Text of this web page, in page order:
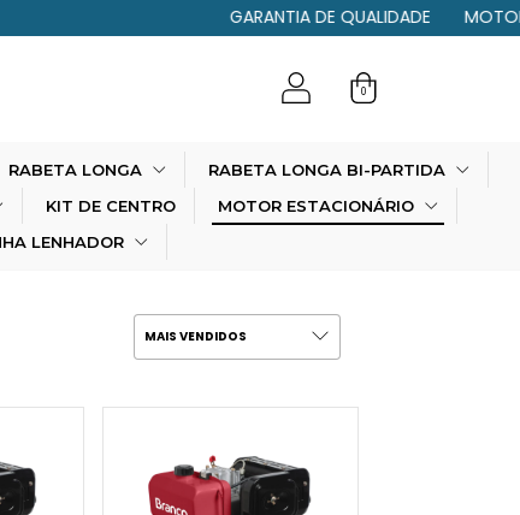
GARANTIA DE QUALIDADE MOTOR
0
RABETA LONGA
RABETA LONGA BI-PARTIDA
KIT DE CENTRO
MOTOR ESTACIONÁRIO
LENHADOR